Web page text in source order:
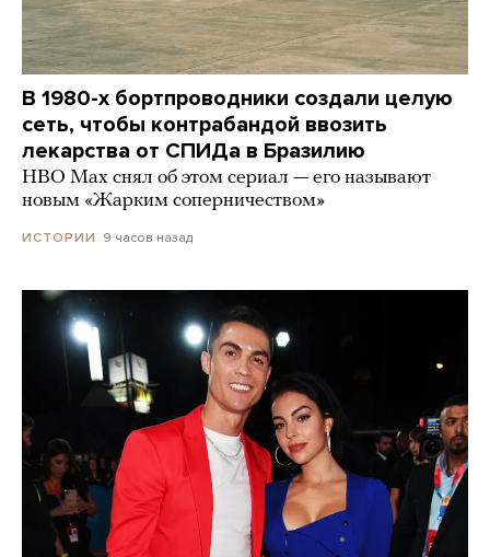
В 1980-х бортпроводники создали целую
сеть, чтобы контрабандой ввозить
лекарства от СПИДа в Бразилию
HBO Max снял об этом сериал — его называют
новым «Жарким соперничеством»
ИСТОРИИ 9 часов назад